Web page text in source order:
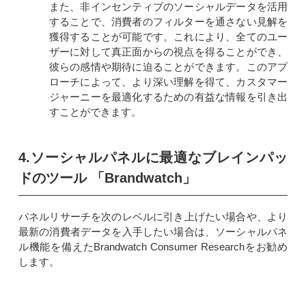
また、非インセンティブのソーシャルデータを活用
することで、消費者のフィルターを通さない見解を
獲得することが可能です。これにより、全てのユー
ザーに対して真正面からの視点を得ることができ、
彼らの感情や期待に迫ることができます。このアプ
ローチによって、より深い理解を得て、カスタマー
ジャーニーを最適化するための有益な情報を引き出
すことができます。
4.ソーシャルパネルに最適なブレインパッ
ドのツール 「Brandwatch」
パネルリサーチを次のレベルに引き上げたい場合や、より
最新の消費者データを入手したい場合は、ソーシャルパネ
ル機能を備えたBrandwatch Consumer Researchをお勧め
します。